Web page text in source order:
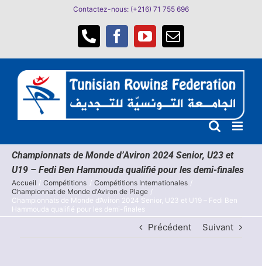
Contactez-nous: (+216) 71 755 696
Téléphone
Facebook
YouTube
Email
Championnats de Monde d’Aviron 2024 Senior, U23 et
U19 – Fedi Ben Hammouda qualifié pour les demi-finales
Accueil Compétitions
Compétitions Internationales
Championnat de Monde d'Aviron de Plage
Championnats de Monde d’Aviron 2024 Senior, U23 et U19 – Fedi Ben
Hammouda qualifié pour les demi-finales
Précédent Suivant